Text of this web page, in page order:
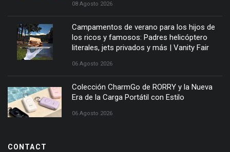
08 Agosto 2026
Campamentos de verano para los hijos de
los ricos y famosos: Padres helicóptero
literales, jets privados y más | Vanity Fair
06 Agosto 2026
Colección CharmGo de RORRY y la Nueva
Era de la Carga Portátil con Estilo
06 Agosto 2026
CONTACT